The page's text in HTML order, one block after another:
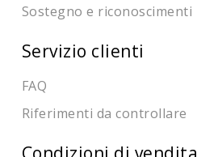
Sostegno e riconoscimenti
Servizio clienti
FAQ
Riferimenti da controllare